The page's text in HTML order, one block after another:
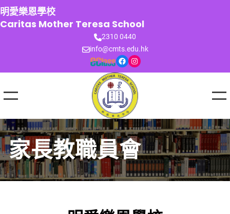
跳
至
主
明愛樂恩學校
Caritas Mother Teresa School
2310 0440
info@cmts.edu.hk
Facebook Instagram
家長教職員會